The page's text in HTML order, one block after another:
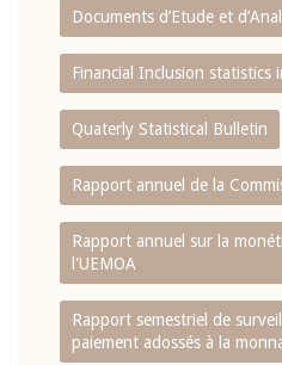
Documents d’Etude et
Financial Inclusion statistics
Quaterly Statistical Bulletin
Rapport annuel de la
Rapport annuel sur la
l'UEMOA
Rapport semestriel de
paiement adossés à la